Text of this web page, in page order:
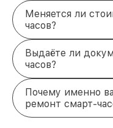
Меняется ли
часов?
Выдаёте ли
часов?
Почему именно
ремонт смарт-